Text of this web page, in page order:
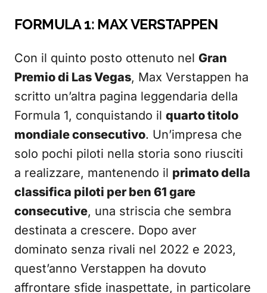
FORMULA 1: MAX VERSTAPPEN
Con il quinto posto ottenuto nel Gran
Premio di Las Vegas, Max Verstappen ha
scritto un’altra pagina leggendaria della
Formula 1, conquistando il quarto titolo
mondiale consecutivo. Un’impresa che
solo pochi piloti nella storia sono riusciti
a realizzare, mantenendo il primato della
classifica piloti per ben 61 gare
consecutive, una striscia che sembra
destinata a crescere. Dopo aver
dominato senza rivali nel 2022 e 2023,
quest’anno Verstappen ha dovuto
affrontare sfide inaspettate, in particolare